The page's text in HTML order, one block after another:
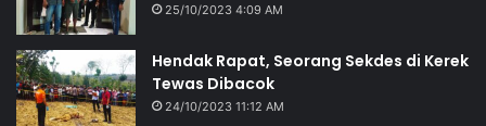
25/10/2023 4:09 AM
Hendak Rapat, Seorang Sekdes di Kerek
Tewas Dibacok
24/10/2023 11:12 AM